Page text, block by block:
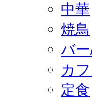
中華
焼鳥
バ
カ
定食